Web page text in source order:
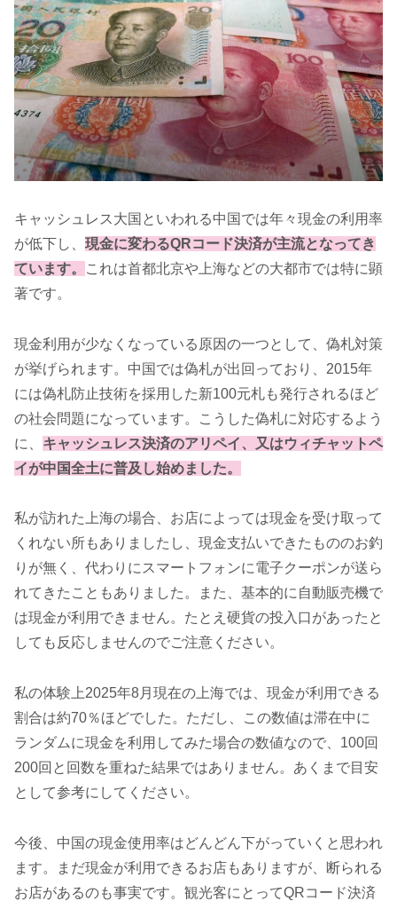
キャッシュレス大国といわれる中国では年々現金の利用率
が低下し、 現金に変わるQRコード決済が主流となってき
ています。
これは首都北京や上海などの大都市では特に顕
著です。
現金利用が少なくなっている原因の一つとして、偽札対策
が挙げられます。中国では偽札が出回っており、2015年
には偽札防止技術を採用した新100元札も発行されるほど
の社会問題になっています。こうした偽札に対応するよう
に、 キャッシュレス決済のアリペイ、又はウィチャットペ
イが中国全土に普及し始めました。
私が訪れた上海の場合、お店によっては現金を受け取って
くれない所もありましたし、現金支払いできたもののお釣
りが無く、代わりにスマートフォンに電子クーポンが送ら
れてきたこともありました。また、基本的に自動販売機で
は現金が利用できません。たとえ硬貨の投入口があったと
しても反応しませんのでご注意ください。
私の体験上2025年8月現在の上海では、現金が利用できる
割合は約70％ほどでした。ただし、この数値は滞在中に
ランダムに現金を利用してみた場合の数値なので、100回
200回と回数を重ねた結果ではありません。あくまで目安
として参考にしてください。
今後、中国の現金使用率はどんどん下がっていくと思われ
ます。まだ現金が利用できるお店もありますが、断られる
お店があるのも事実です。観光客にとってQRコード決済